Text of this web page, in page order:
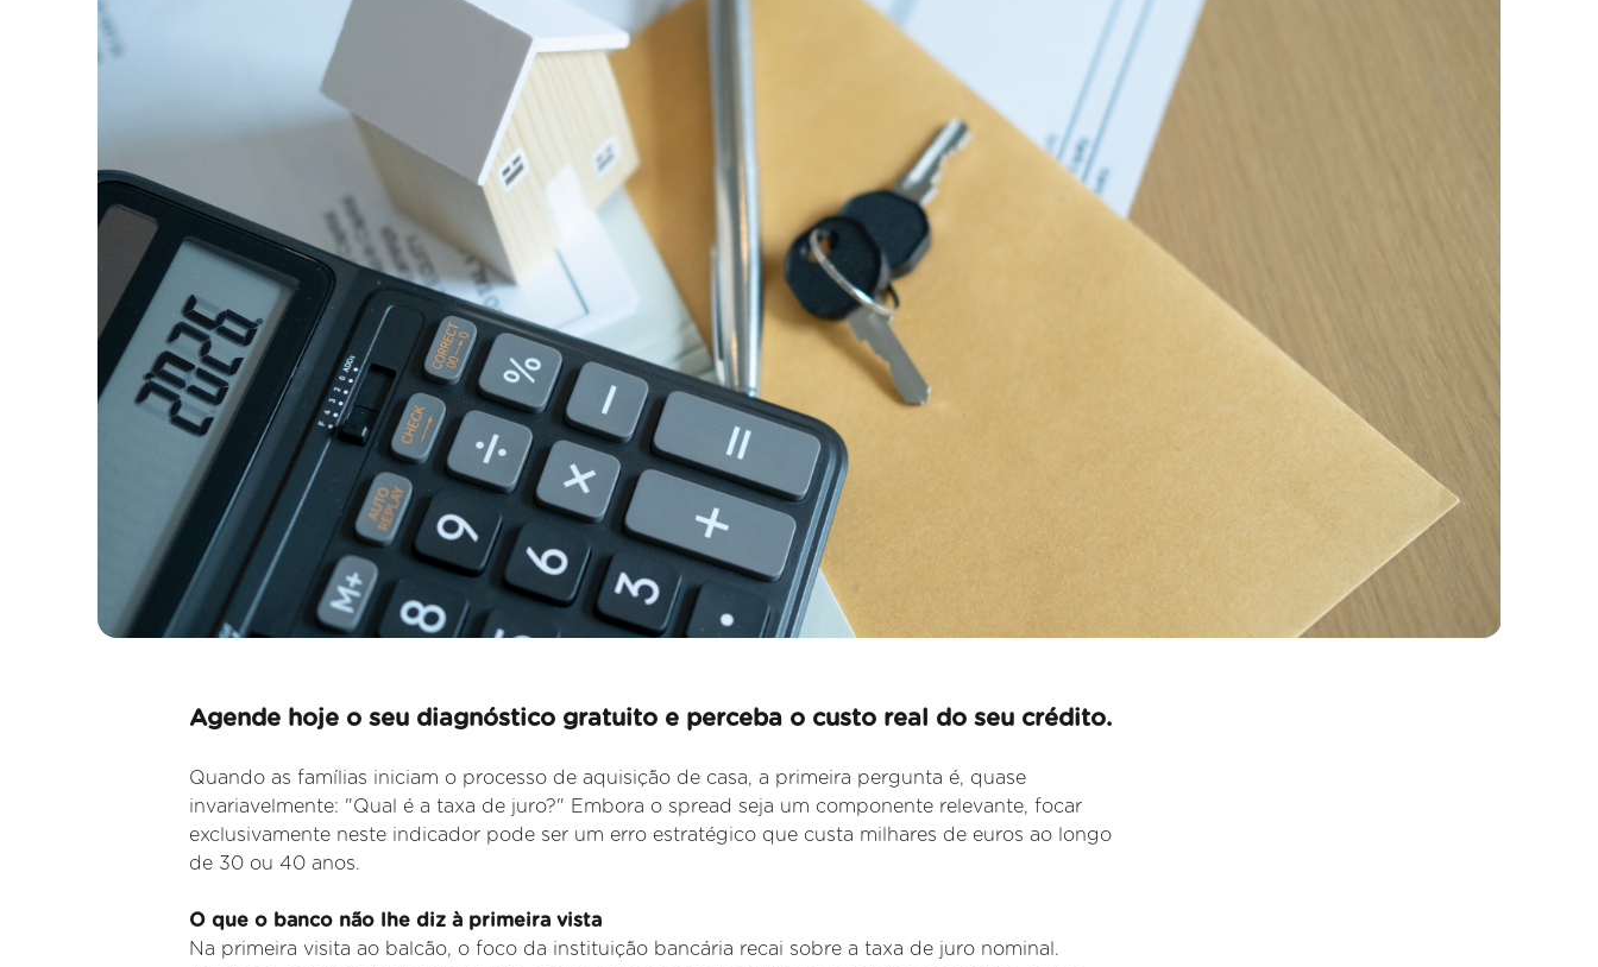
Agende hoje o seu diagnóstico gratuito e perceba o custo real do seu crédito.
Quando as famílias iniciam o processo de aquisição de casa, a primeira pergunta é, quase
invariavelmente: "Qual é a taxa de juro?" Embora o spread seja um componente relevante, focar
exclusivamente neste indicador pode ser um erro estratégico que custa milhares de euros ao longo
de 30 ou 40 anos.
O que o banco não lhe diz à primeira vista
Na primeira visita ao balcão, o foco da instituição bancária recai sobre a taxa de juro nominal.